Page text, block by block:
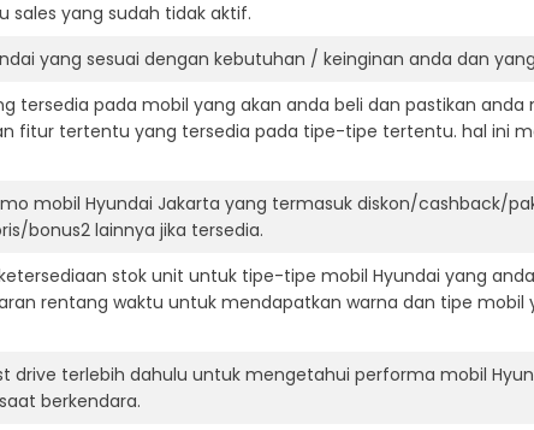
sales yang sudah tidak aktif.
yang sesuai dengan kebutuhan / keinginan anda dan
tersedia pada mobil yang akan anda beli dan pastikan
fitur tertentu yang tersedia pada tipe-tipe tertentu. hal ini
mobil Hyundai Jakarta yang termasuk diskon/cashback/
bonus2 lainnya jika tersedia.
stok unit untuk tipe-tipe mobil Hyundai yang
rentang waktu untuk mendapatkan warna dan tipe
drive terlebih dahulu untuk mengetahui performa mobil
berkendara.